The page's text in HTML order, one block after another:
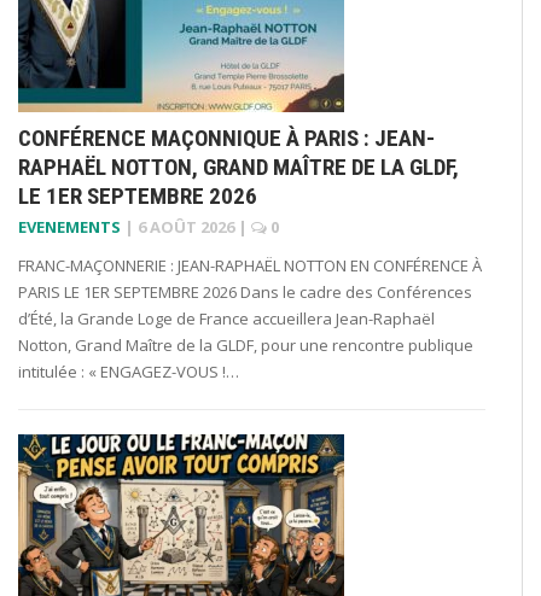
CONFÉRENCE MAÇONNIQUE À PARIS : JEAN-
RAPHAËL NOTTON, GRAND MAÎTRE DE LA GLDF,
LE 1ER SEPTEMBRE 2026
EVENEMENTS | 6 AOÛT 2026 |
0
FRANC-MAÇONNERIE : JEAN-RAPHAËL NOTTON EN CONFÉRENCE À
PARIS LE 1ER SEPTEMBRE 2026 Dans le cadre des Conférences
d’Été, la Grande Loge de France accueillera Jean-Raphaël
Notton, Grand Maître de la GLDF, pour une rencontre publique
intitulée : « ENGAGEZ-VOUS !…